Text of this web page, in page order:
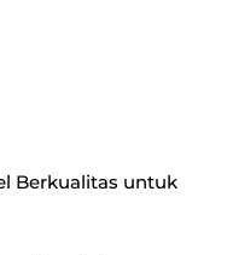
Berkualitas untuk